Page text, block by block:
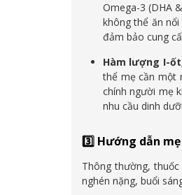
Omega-3 (DHA
không thể ăn
đảm bảo cung
Hàm lượng I-
thể mẹ cần một
chính người mẹ
nhu cầu dinh
3️⃣ Hướng dẫn
Thông thường,
nghén nặng, buổi